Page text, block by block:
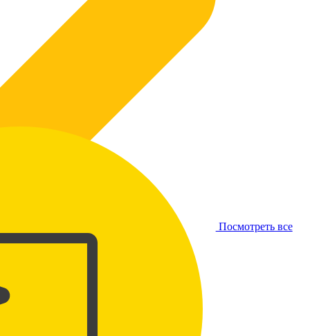
Посмотреть все